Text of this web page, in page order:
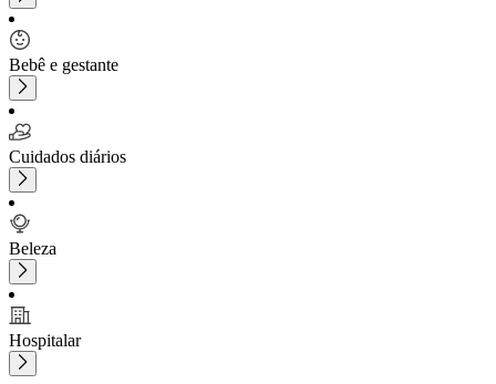
Bebê e gestante
Cuidados diários
Beleza
Hospitalar